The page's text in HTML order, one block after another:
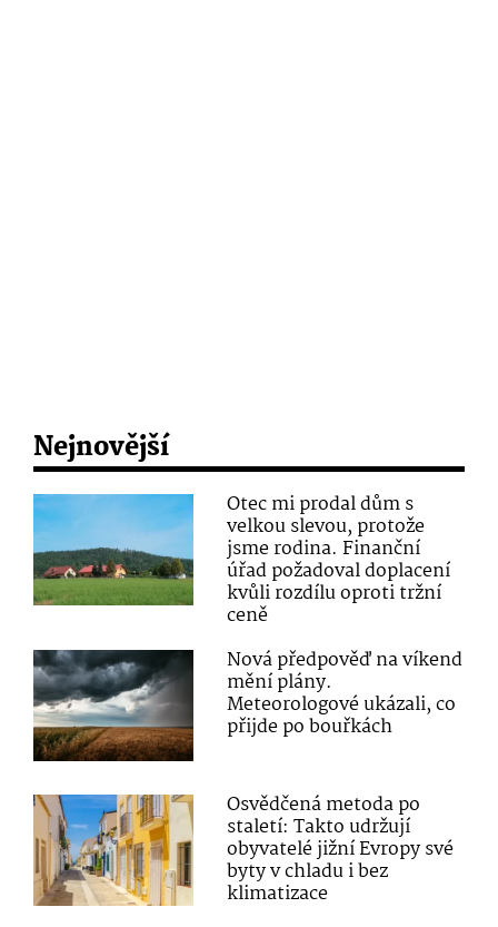
Nejnovější
Otec mi prodal dům s
velkou slevou, protože
jsme rodina. Finanční
úřad požadoval doplacení
kvůli rozdílu oproti tržní
ceně
Nová předpověď na víkend
mění plány.
Meteorologové ukázali, co
přijde po bouřkách
Osvědčená metoda po
staletí: Takto udržují
obyvatelé jižní Evropy své
byty v chladu i bez
klimatizace